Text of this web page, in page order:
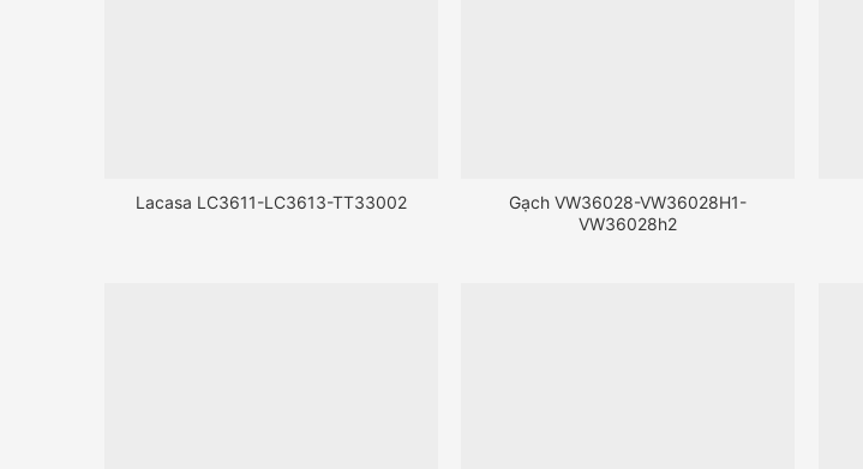
Lacasa LC3611-LC3613-TT33002
Gạch VW36028-VW36028H1-
VW36028h2